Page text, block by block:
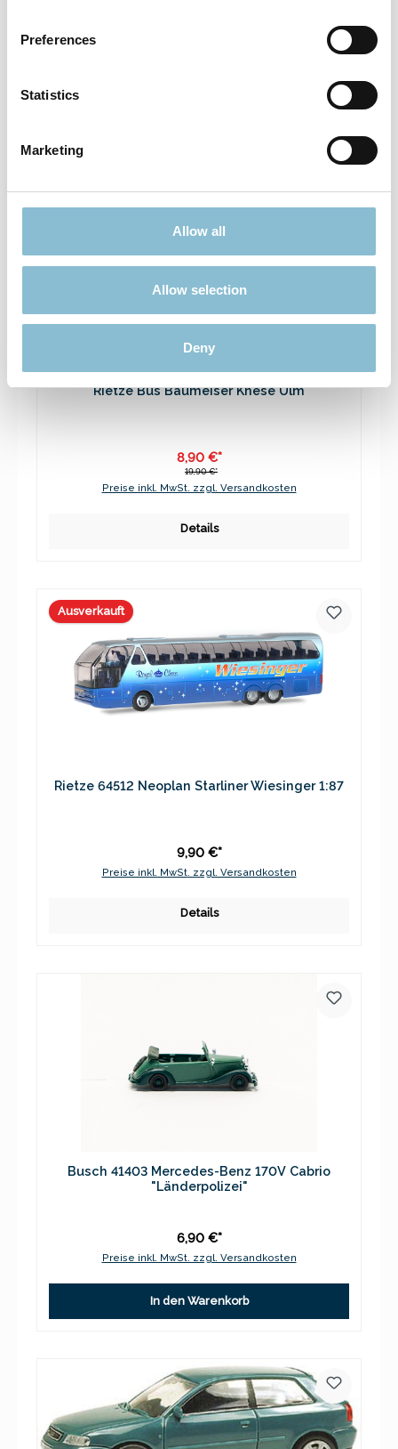
Preferences
Statistics
Marketing
Allow all
Allow selection
Deny
Rietze Bus Baumeiser Knese Ulm
8,90 €*
19,90 €*
Preise inkl. MwSt. zzgl. Versandkosten
Details
Ausverkauft
Rietze 64512 Neoplan Starliner Wiesinger 1:87
9,90 €*
Preise inkl. MwSt. zzgl. Versandkosten
Details
Busch 41403 Mercedes-Benz 170V Cabrio
"Länderpolizei"
6,90 €*
Preise inkl. MwSt. zzgl. Versandkosten
In den Warenkorb